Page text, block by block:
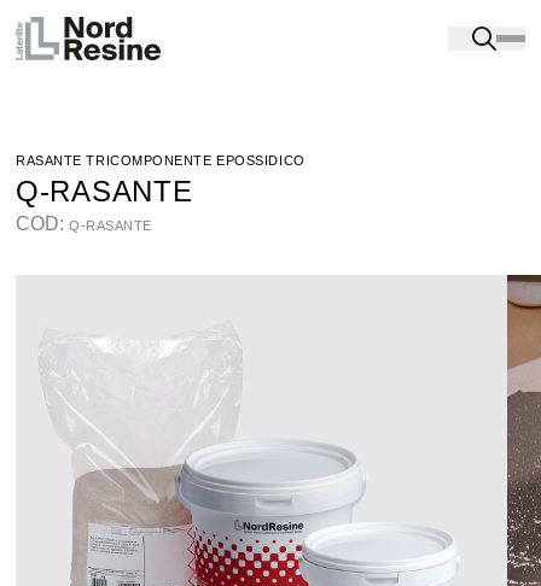
Prodotti-Resine per pavimenti industriali
RIVESTIMENTI IN RESINA PER SUPERFICI UMIDE E
GREEN CONCRETE
RASANTE TRICOMPONENTE EPOSSIDICO
Q-RASANTE
COD: Q-RASANTE